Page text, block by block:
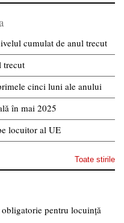
cumulat de anul trecut
trecut
cinci luni ale anului
în mai 2025
locuitor al UE
Toate stirile
obligatorie pentru locuință